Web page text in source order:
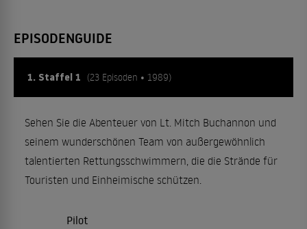
EPISODENGUIDE
1. Staffel 1 (23 Episoden • 1989)
Sehen Sie die Abenteuer von Lt. Mitch Buchannon und
seinem wunderschönen Team von außergewöhnlich
talentierten Rettungsschwimmern, die die Strände für
Touristen und Einheimische schützen.
Pilot